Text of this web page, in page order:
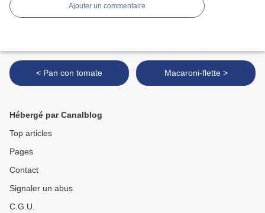
Ajouter un commentaire
< Pan con tomate Macaroni-flette >
Hébergé par Canalblog
Top articles
Pages
Contact
Signaler un abus
C.G.U.